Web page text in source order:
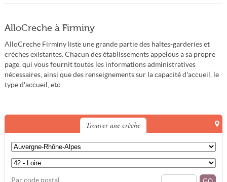
AlloCreche à Firminy
AlloCreche Firminy liste une grande partie des haltes-garderies et
crèches existantes. Chacun des établissements appelous a sa propre
page, qui vous fournit toutes les informations administratives
nécessaires, ainsi que des renseignements sur la capacité d'accueil, le
type d'accueil, etc.
Trouver une crèche
Par code postal